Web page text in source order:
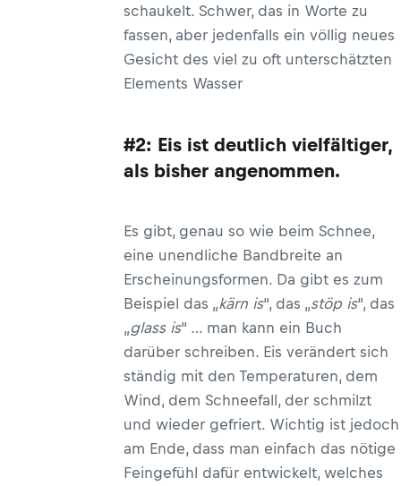
schaukelt. Schwer, das in Worte zu
fassen, aber jedenfalls ein völlig neues
Gesicht des viel zu oft unterschätzten
Elements Wasser
#2: Eis ist deutlich vielfältiger,
als bisher angenommen.
Es gibt, genau so wie beim Schnee,
eine unendliche Bandbreite an
Erscheinungsformen. Da gibt es zum
Beispiel das „kärn is“, das „stöp is“, das
„glass is“ … man kann ein Buch
darüber schreiben. Eis verändert sich
ständig mit den Temperaturen, dem
Wind, dem Schneefall, der schmilzt
und wieder gefriert. Wichtig ist jedoch
am Ende, dass man einfach das nötige
Feingefühl dafür entwickelt, welches